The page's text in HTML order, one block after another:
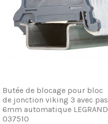
Butée de blocage pour bloc
de jonction viking 3 avec pas
6mm automatique LEGRAND
037510